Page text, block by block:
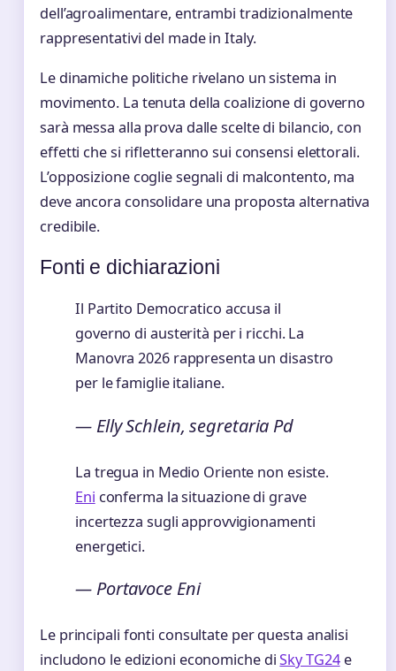
dell’agroalimentare, entrambi tradizionalmente
rappresentativi del made in Italy.
Le dinamiche politiche rivelano un sistema in
movimento. La tenuta della coalizione di governo
sarà messa alla prova dalle scelte di bilancio, con
effetti che si rifletteranno sui consensi elettorali.
L’opposizione coglie segnali di malcontento, ma
deve ancora consolidare una proposta alternativa
credibile.
Fonti e dichiarazioni
Il Partito Democratico accusa il
governo di austerità per i ricchi. La
Manovra 2026 rappresenta un disastro
per le famiglie italiane.
— Elly Schlein, segretaria Pd
La tregua in Medio Oriente non esiste.
Eni conferma la situazione di grave
incertezza sugli approvvigionamenti
energetici.
— Portavoce Eni
Le principali fonti consultate per questa analisi
includono le edizioni economiche diSky TG24e